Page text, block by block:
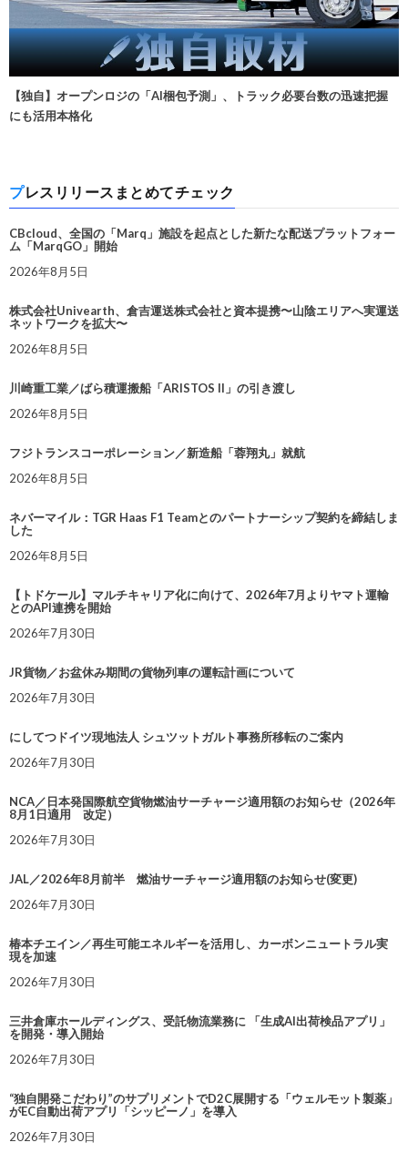
【独自】オープンロジの「AI梱包予測」、トラック必要台数の迅速把握
にも活用本格化
プレスリリースまとめてチェック
CBcloud、全国の「Marq」施設を起点とした新たな配送プラットフォー
ム「MarqGO」開始
2026年8月5日
株式会社Univearth、倉吉運送株式会社と資本提携〜山陰エリアへ実運送
ネットワークを拡大〜
2026年8月5日
川崎重工業／ばら積運搬船「ARISTOS II」の引き渡し
2026年8月5日
フジトランスコーポレーション／新造船「蓉翔丸」就航
2026年8月5日
ネバーマイル：TGR Haas F1 Teamとのパートナーシップ契約を締結しま
した
2026年8月5日
【トドケール】マルチキャリア化に向けて、2026年7月よりヤマト運輸
とのAPI連携を開始
2026年7月30日
JR貨物／お盆休み期間の貨物列車の運転計画について
2026年7月30日
にしてつドイツ現地法人 シュツットガルト事務所移転のご案内
2026年7月30日
NCA／日本発国際航空貨物燃油サーチャージ適用額のお知らせ（2026年
8月1日適用 改定）
2026年7月30日
JAL／2026年8月前半 燃油サーチャージ適用額のお知らせ(変更)
2026年7月30日
椿本チエイン／再生可能エネルギーを活用し、カーボンニュートラル実
現を加速
2026年7月30日
三井倉庫ホールディングス、受託物流業務に 「生成AI出荷検品アプリ」
を開発・導入開始
2026年7月30日
“独自開発こだわり”のサプリメントでD2C展開する「ウェルモット製薬」
がEC自動出荷アプリ「シッピーノ」を導入
2026年7月30日